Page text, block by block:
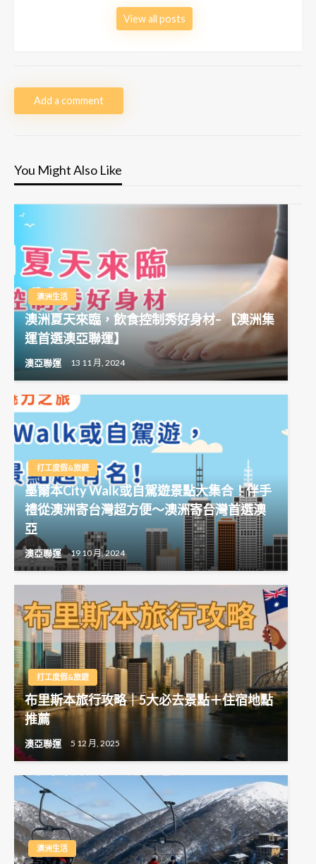
View all posts
Add a comment
You Might Also Like
澳洲生活
澳洲夏天來臨，飲食控制秀好身材– 【澳洲集
運首選澳亞聯運】
澳亞聯運 13 11 月, 2024
打工度假&旅遊
墨爾本City Walk或自駕遊景點大集合！伴手
禮從澳洲寄台灣超方便～澳洲寄台灣首選澳
亞
澳亞聯運 19 10 月, 2024
打工度假&旅遊
布里斯本旅行攻略｜5大必去景點＋住宿地點
推薦
澳亞聯運 5 12 月, 2025
澳洲生活